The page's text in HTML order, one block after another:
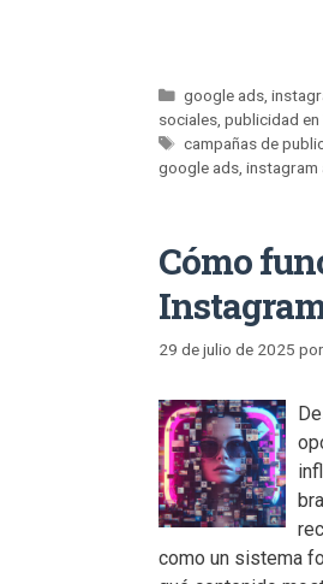
google ads ,
sociales publicidad en
campañas de
google ads instagram
Cómo
29 de julio de 2025 por
como un sistema